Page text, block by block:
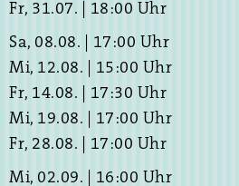
Fr, 31.07. | 18:00 Uhr
Sa, 08.08. | 17:00 Uhr
Mi, 12.08. | 15:00 Uhr
Fr, 14.08. | 17:30 Uhr
Mi, 19.08. | 17:00 Uhr
Fr, 28.08. | 17:00 Uhr
Mi, 02.09. | 16:00 Uhr